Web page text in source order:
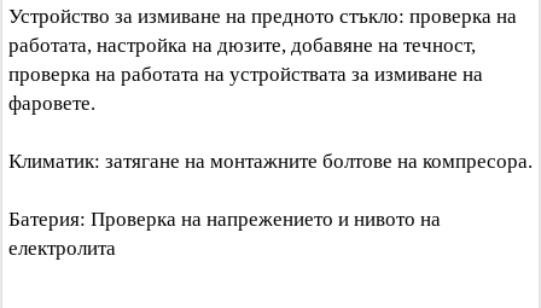
Устройство за измиване на предното стъкло: проверка на
работата, настройка на дюзите, добавяне на течност,
проверка на работата на устройствата за измиване на
фаровете.
Климатик: затягане на монтажните болтове на компресора.
Батерия: Проверка на напрежението и нивото на
електролита